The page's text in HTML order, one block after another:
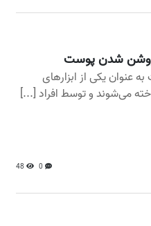
روشن شدن پوست
عنوان یکی از ابزارهای
می‌شوند و توسط افراد [...]
0
48